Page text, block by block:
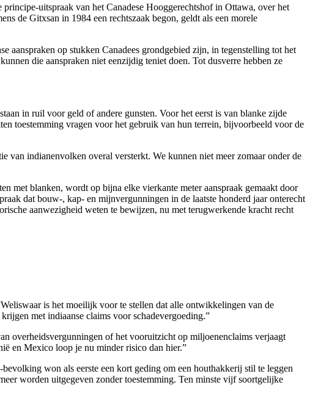
uitspraak van het Canadese Hooggerechtshof in Ottawa, over het
de Gitxsan in 1984 een rechtszaak begon, geldt als een morele
aanspraken op stukken Canadees grondgebied zijn, in tegenstelling tot het
die aanspraken niet eenzijdig teniet doen. Tot dusverre hebben ze
in ruil voor geld of andere gunsten. Voor het eerst is van blanke zijde
toestemming vragen voor het gebruik van hun terrein, bijvoorbeeld voor de
van indianenvolken overal versterkt. We kunnen niet meer zomaar onder de
met blanken, wordt op bijna elke vierkante meter aanspraak gemaakt door
dat bouw-, kap- en mijnvergunningen in de laatste honderd jaar onterecht
aanwezigheid weten te bewijzen, nu met terugwerkende kracht recht
is het moeilijk voor te stellen dat alle ontwikkelingen van de
met indiaanse claims voor schadevergoeding.”
overheidsvergunningen of het vooruitzicht op miljoenenclaims verjaagt
en Mexico loop je nu minder risico dan hier.”
won als eerste een kort geding om een houthakkerij stil te leggen
worden uitgegeven zonder toestemming. Ten minste vijf soortgelijke